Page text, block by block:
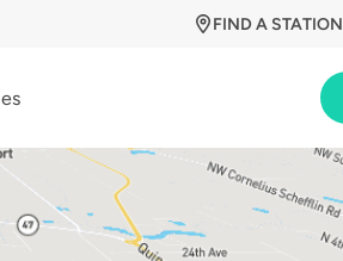
FIND A STATION